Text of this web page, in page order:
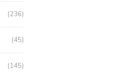
(236)
(45)
(145)